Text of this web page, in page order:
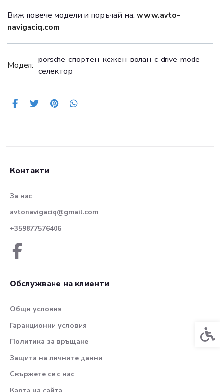
Виж повече модели и поръчай на: www.avto-
navigaciq.com
Модел:
porsche-спортен-кожен-волан-с-drive-mode-
селектор
Контакти
За нас
avtonavigaciq@gmail.com
+359877576406
Обслужване на клиенти
Общи условия
Гаранционни условия
Политика за връщане
Защита на личните данни
Свържете се с нас